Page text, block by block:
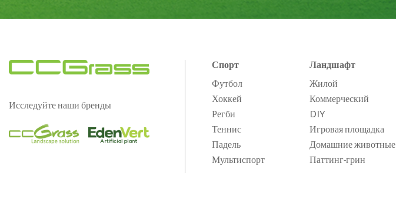
Исследуйте наши бренды
Спорт
Футбол
Хоккей
Регби
Теннис
Падель
Мультиспорт
Ландшафт
Жилой
Коммерческий
DIY
Игровая площадка
Домашние животные
Паттинг-грин